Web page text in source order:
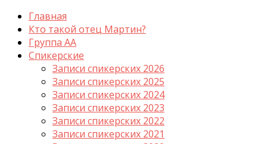
Главная
Кто такой отец Мартин?
Группа АА
Спикерские
Записи спикерских 2026
Записи спикерских 2025
Записи спикерских 2024
Записи спикерских 2023
Записи спикерских 2022
Записи спикерских 2021